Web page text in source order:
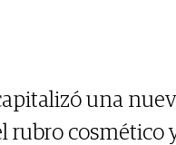
una
cosmético